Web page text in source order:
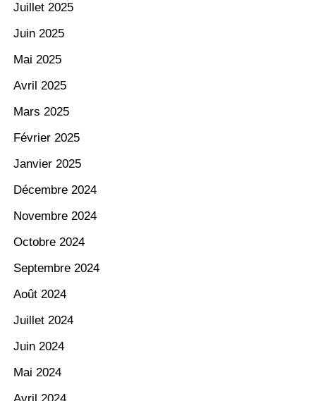
Juillet 2025
Juin 2025
Mai 2025
Avril 2025
Mars 2025
Février 2025
Janvier 2025
Décembre 2024
Novembre 2024
Octobre 2024
Septembre 2024
Août 2024
Juillet 2024
Juin 2024
Mai 2024